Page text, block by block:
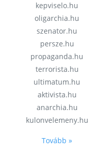
kepviselo.hu
oligarchia.hu
szenator.hu
persze.hu
propaganda.hu
terrorista.hu
ultimatum.hu
aktivista.hu
anarchia.hu
kulonvelemeny.hu
Tovább »